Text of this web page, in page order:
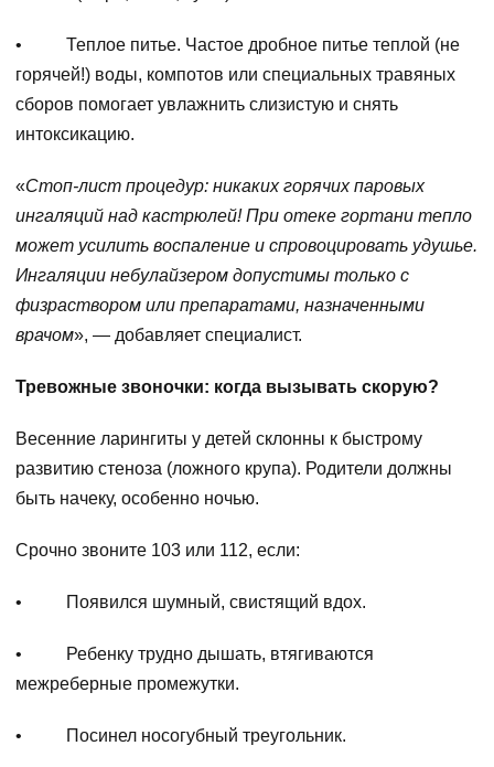
• Теплое питье. Частое дробное питье теплой (не
горячей!) воды, компотов или специальных травяных
сборов помогает увлажнить слизистую и снять
интоксикацию.
«Стоп-лист процедур: никаких горячих паровых
ингаляций над кастрюлей! При отеке гортани тепло
может усилить воспаление и спровоцировать удушье.
Ингаляции небулайзером допустимы только с
физраствором или препаратами, назначенными
врачом», — добавляет специалист.
Тревожные звоночки: когда вызывать скорую?
Весенние ларингиты у детей склонны к быстрому
развитию стеноза (ложного крупа). Родители должны
быть начеку, особенно ночью.
Срочно звоните 103 или 112, если:
• Появился шумный, свистящий вдох.
• Ребенку трудно дышать, втягиваются
межреберные промежутки.
• Посинел носогубный треугольник.